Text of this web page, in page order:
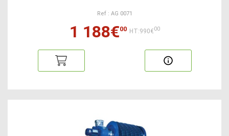
Ref : AG 0071
1 188€00 HT:990€00